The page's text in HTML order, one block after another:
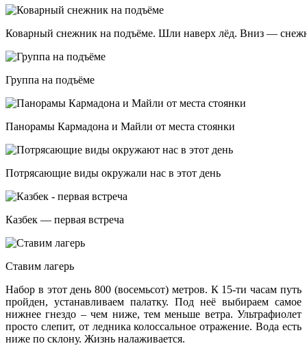
Коварный снежник на подъёме. Шли наверх лёд. Вниз —
Группа на подъёме
Панорамы Кармадона и Майли от места стоянки
Потрясающие виды окружали нас в этот день
Казбек — первая встреча
Ставим лагерь
Набор в этот день 800 (восемьсот) метров. К 15-ти часам путь
пройден, устанавливаем палатку. Под неё выбираем самое
нижнее гнездо – чем ниже, тем меньше ветра. Ультрафиолет
просто слепит, от ледника колоссальное отражение. Вода есть
ниже по склону. Жизнь налаживается.